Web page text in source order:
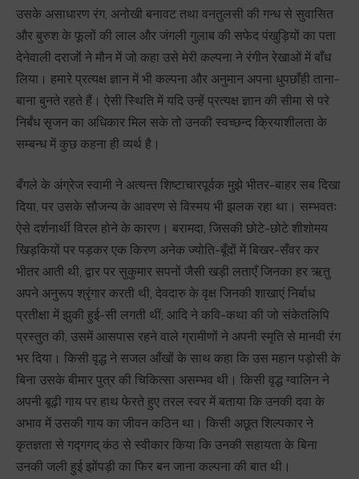
उसके असाधारण रंग, अनोखी बनावट तथा वनतुलसी की गन्ध से सुवासित
और बुरुश के फूलों की लाल और जंगली गुलाब की सफेद पंखुड़ियों का पता
देनेवाली दराजों ने मौन में जो कहा उसे मेरी कल्पना ने रंगीन रेखाओं में बाँध
लिया। हमारे प्रत्यक्ष ज्ञान में भी कल्पना और अनुमान अपना धुपछाँही ताना-
बाना बुनते रहते हैं। ऐसी स्थिति में यदि उन्हें प्रत्यक्ष ज्ञान की सीमा से परे
निर्बंध सृजन का अधिकार मिल सके तो उनकी स्वच्छन्द क्रियाशीलता के
सम्बन्ध में कुछ कहना ही व्यर्थ है।
बँगले के अंग्रेज स्वामी ने अत्यन्त शिष्टाचारपूर्वक मुझे भीतर-बाहर सब दिखा
दिया, पर उसके सौजन्य के आवरण से विस्मय भी झलक रहा था। सम्भवतः
ऐसे दर्शनार्थी विरल होने के कारण। बरामदा, जिसकी छोटे-छोटे शीशोमय
खिड़कियों पर पड़कर एक किरण अनेक ज्योति-बूँदों में बिखर-सँवर कर
भीतर आती थी, द्वार पर सुकुमार सपनों जैसी खड़ी लताएँ जिनका हर ऋतु
अपने अनुरूप श्रृंगार करती थी, देवदारु के वृक्ष जिनकी शाखाएं निर्बाध
प्रतीक्षा में झुकी हुई-सी लगती थीं; आदि ने कवि-कथा की जो संकेतलिपि
प्रस्तुत की, उसमें आसपास रहने वाले ग्रामीणों ने अपनी स्मृति से मानवी रंग
भर दिया। किसी वृद्ध ने सजल आँखों के साथ कहा कि उस महान पड़ोसी के
बिना उसके बीमार पुत्र की चिकित्सा असम्भव थी। किसी वृद्ध ग्वालिन ने
अपनी बूढ़ी गाय पर हाथ फेरते हुए तरल स्वर में बताया कि उनकी दवा के
अभाव में उसकी गाय का जीवन कठिन था। किसी अछूत शिल्पकार ने
कृतज्ञता से गद्गगद् कंठ से स्वीकार किया कि उनकी सहायता के बिना
उनकी जली हुई झोंपड़ी का फिर बन जाना कल्पना की बात थी।